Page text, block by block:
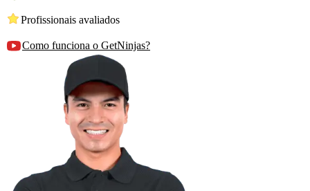
Profissionais avaliados
Como funciona o GetNinjas?